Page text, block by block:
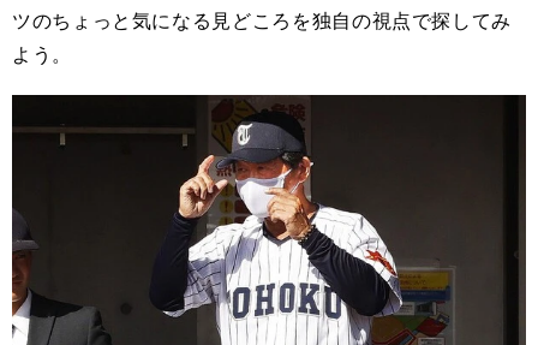
ツのちょっと気になる見どころを独自の視点で探してみ
よう。